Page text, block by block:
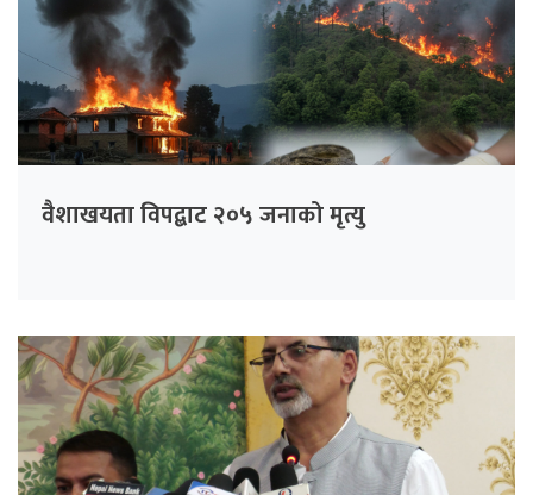
वैशाखयता विपद्बाट २०५ जनाको मृत्यु